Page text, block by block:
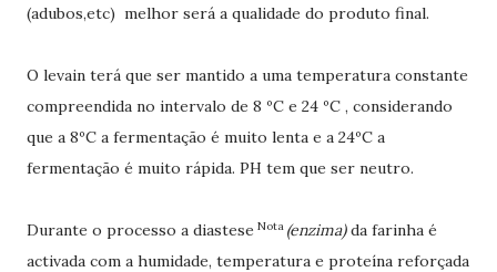
(adubos,etc) melhor será a qualidade do produto final.
O levain terá que ser mantido a uma temperatura constante
compreendida no intervalo de 8 ºC e 24 ºC , considerando
que a 8ºC a fermentação é muito lenta e a 24ºC a
fermentação é muito rápida. PH tem que ser neutro.
Durante o processo a diastese Nota (enzima)da farinha é
activada com a humidade, temperatura e proteína reforçada